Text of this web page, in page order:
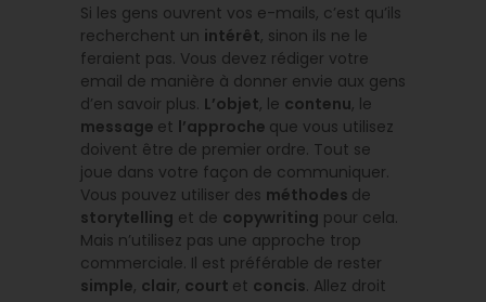
Si les gens ouvrent vos e-mails, c’est qu’ils
recherchent un intérêt, sinon ils ne le
feraient pas. Vous devez rédiger votre
email de manière à donner envie aux gens
d’en savoir plus. L’objet, le contenu, le
message et l’approche que vous utilisez
doivent être de premier ordre. Tout se
joue dans votre façon de communiquer.
Vous pouvez utiliser des méthodes de
storytelling et de copywriting pour cela.
Mais n’utilisez pas une approche trop
commerciale. Il est préférable de rester
simple, clair, court et concis. Allez droit